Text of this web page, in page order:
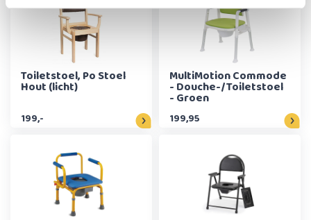
Toiletstoel, Po Stoel
Hout (licht)
199,-
MultiMotion Commode
- Douche-/Toiletstoel
- Groen
199,95